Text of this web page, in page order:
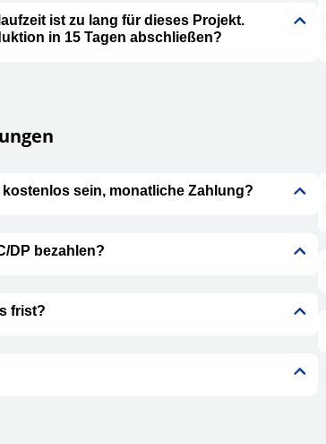
ist zu lang für dieses Projekt.
in 15 Tagen abschließen?
sein, monatliche Zahlung?
DP bezahlen?
frist?